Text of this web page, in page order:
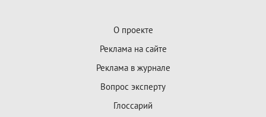
О проекте
Реклама на сайте
Реклама в журнале
Вопрос эксперту
Глоссарий